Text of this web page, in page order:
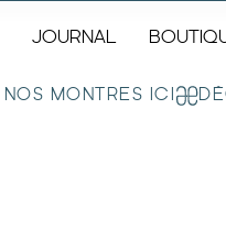
JOURNAL